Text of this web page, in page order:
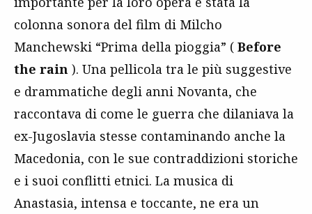
colonna sonora del film di Milcho
Manchewski “Prima della pioggia” ( Before
the rain ). Una pellicola tra le più suggestive
e drammatiche degli anni Novanta, che
raccontava di come le guerra che dilaniava la
ex-Jugoslavia stesse contaminando anche la
Macedonia, con le sue contraddizioni storiche
e i suoi conflitti etnici. La musica di
Anastasia, intensa e toccante, ne era un